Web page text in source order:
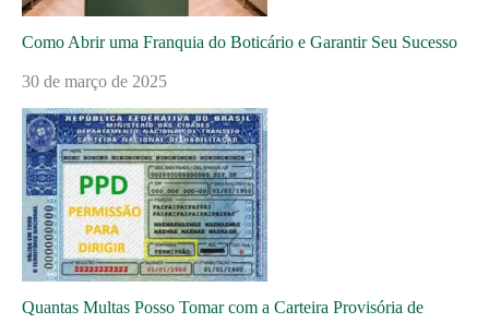
Como Abrir uma Franquia do Boticário e Garantir Seu Sucesso
30 de março de 2025
Quantas Multas Posso Tomar com a Carteira Provisória de